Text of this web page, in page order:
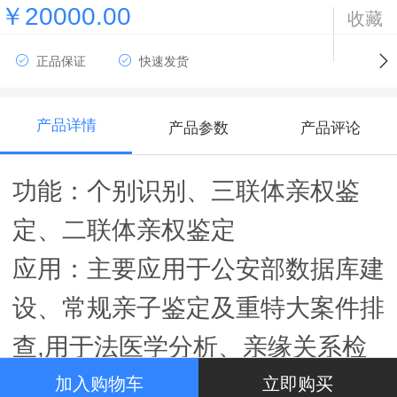
￥20000.00 收藏
正品保证 快速发货
产品详情 产品参数 产品评论
功能：个别识别、三联体亲权鉴
定、二联体亲权鉴定
应用：主要应用于公安部数据库建
设、常规亲子鉴定及重特大案件排
查,用于法医学分析、亲缘关系检
测、人类遗传鉴定领域以及相关科
加入购物车 立即购买